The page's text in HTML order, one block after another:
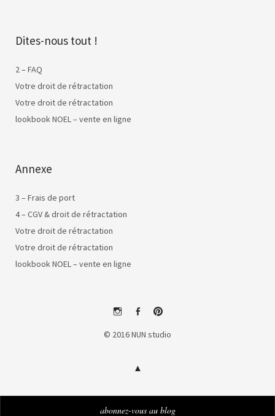
Dites-nous tout !
2 – FAQ
Votre droit de rétractation
Votre droit de rétractation
lookbook NOEL – vente en ligne
Annexe
3 – Frais de port
4 – CGV & droit de rétractation
Votre droit de rétractation
Votre droit de rétractation
lookbook NOEL – vente en ligne
instagramfacebookpinterest
© 2016 NUN studio
abonnez-vous au blog